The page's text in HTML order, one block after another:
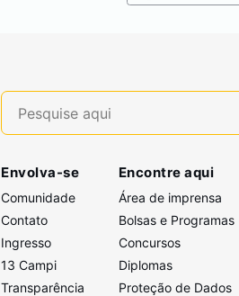
Envolva-se
Comunidade
Contato
Ingresso
13 Campi
Transparência
Encontre aqui
Área de imprensa
Bolsas e Programas
Concursos
Diplomas
Proteção de Dados